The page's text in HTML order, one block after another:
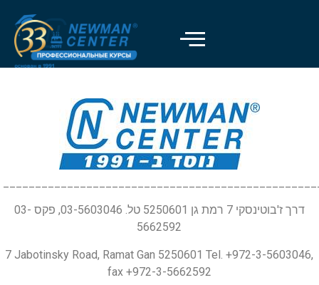
דרך ז'בוטינסקי 7 רמת גן 5250601 טל. 03-5603046, פקס 03-
5662592
7 Jabotinsky Road, Ramat Gan 5250601 Tel. +972-3-5603046,
fax +972-3-5662592